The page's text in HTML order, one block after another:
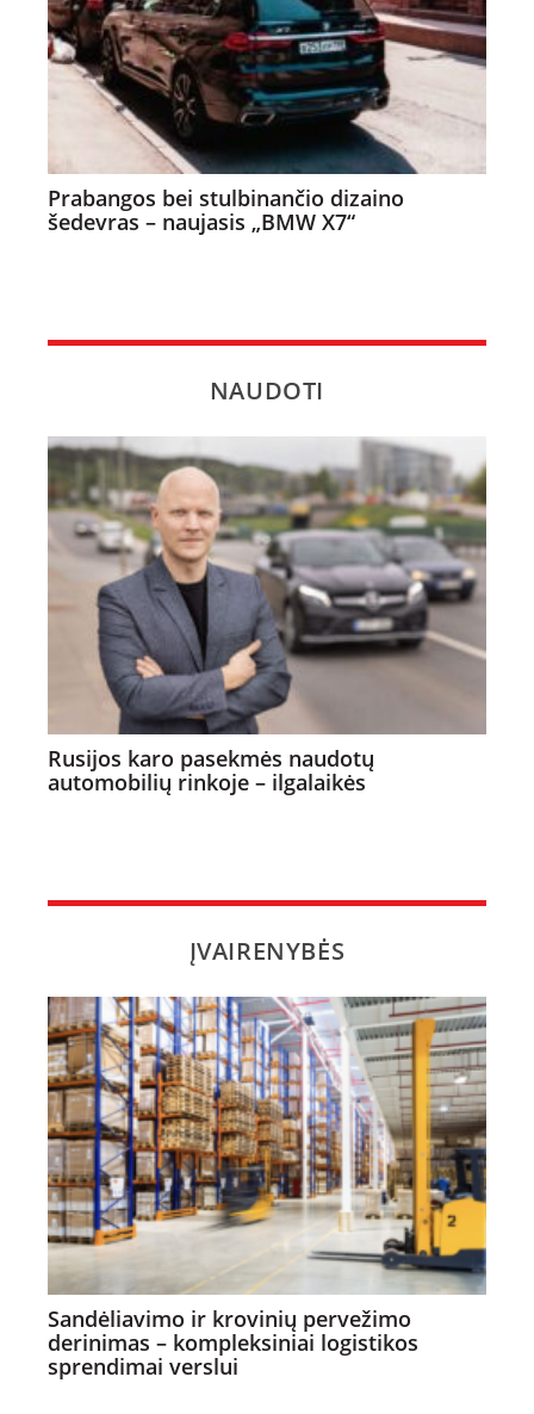
Prabangos bei stulbinančio dizaino
šedevras – naujasis „BMW X7“
NAUDOTI
Rusijos karo pasekmės naudotų
automobilių rinkoje – ilgalaikės
ĮVAIRENYBĖS
Sandėliavimo ir krovinių pervežimo
derinimas – kompleksiniai logistikos
sprendimai verslui